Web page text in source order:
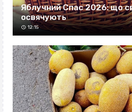
Яблучний Спас 2026: що
освячують
12:15